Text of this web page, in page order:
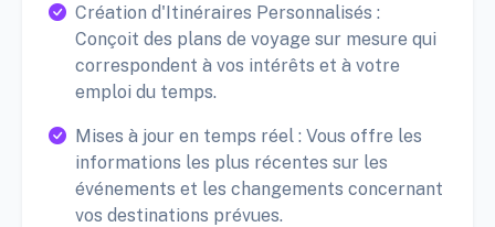
Création d'Itinéraires Personnalisés :
Conçoit des plans de voyage sur mesure qui
correspondent à vos intérêts et à votre
emploi du temps.
Mises à jour en temps réel : Vous offre les
informations les plus récentes sur les
événements et les changements concernant
vos destinations prévues.